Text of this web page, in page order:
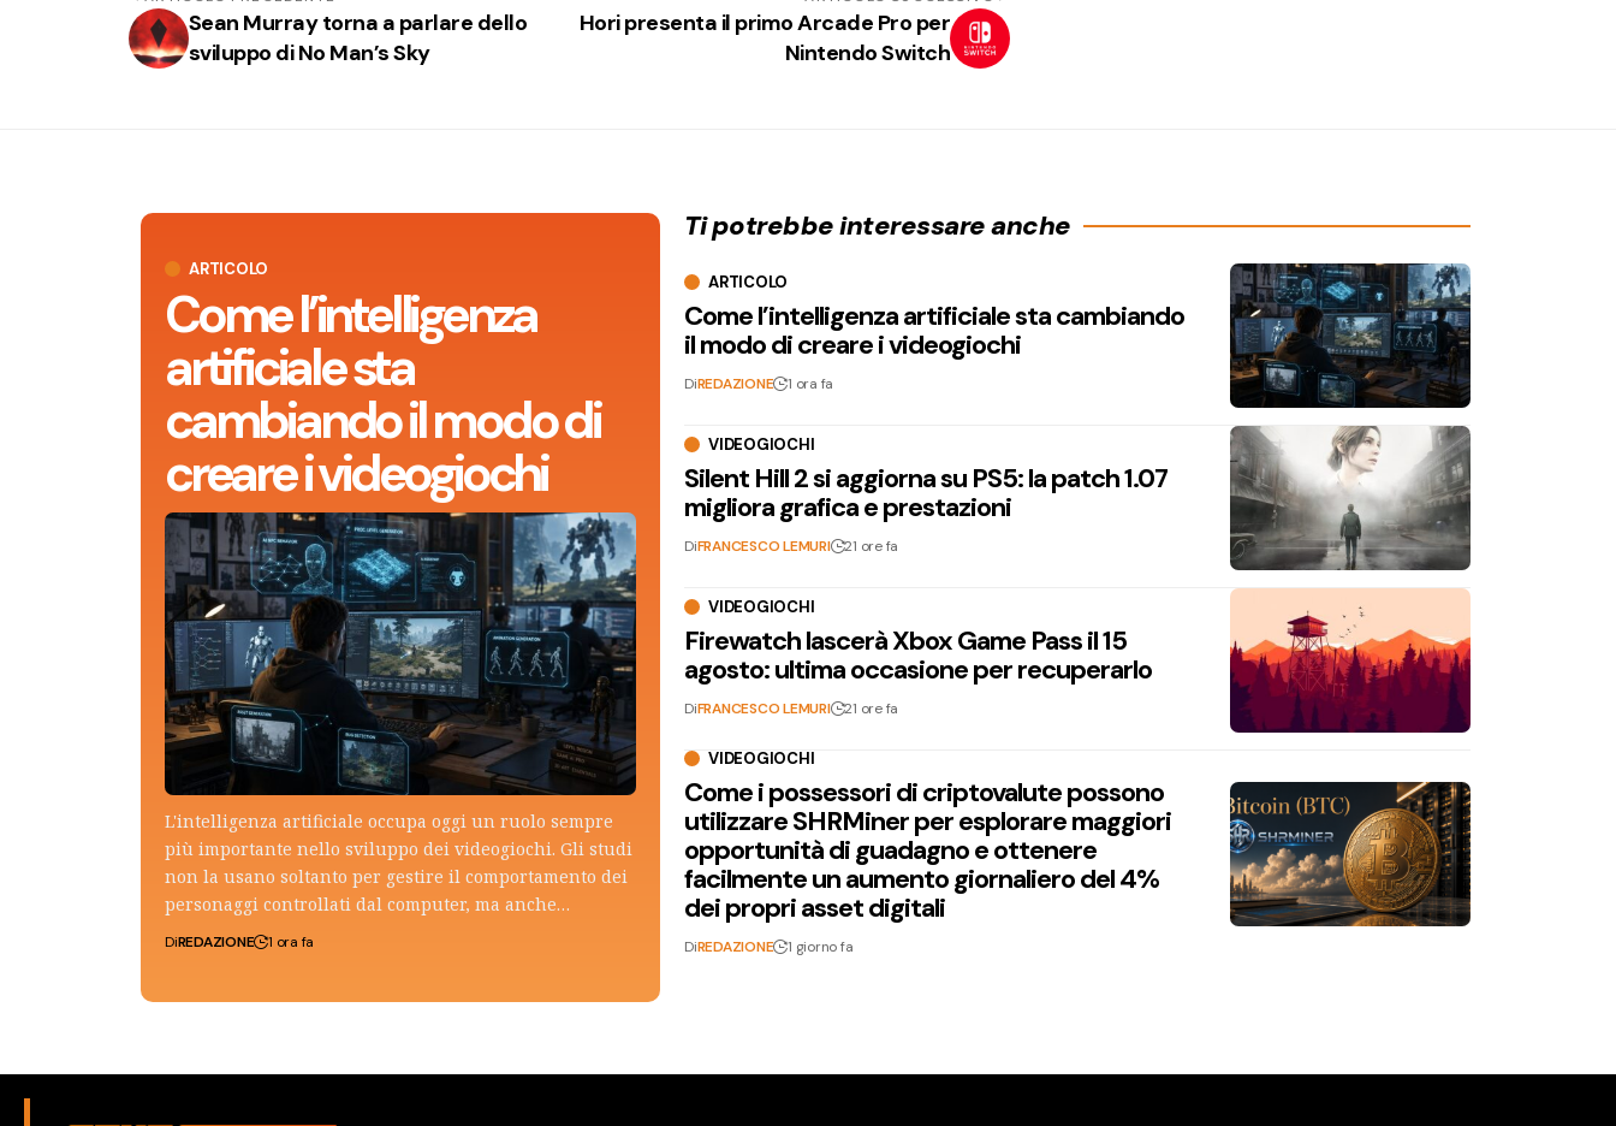
Sean Murray torna a parlare dello
sviluppo di No Man’s Sky
Hori presenta il primo Arcade Pro per
Nintendo Switch
ARTICOLO
Come l’intelligenza
artificiale sta
cambiando il modo di
creare i videogiochi
L'intelligenza artificiale occupa oggi un ruolo sempre
più importante nello sviluppo dei videogiochi. Gli studi
non la usano soltanto per gestire il comportamento dei
personaggi controllati dal computer, ma anche…
DiREDAZIONE 1 ora fa
Ti potrebbe interessare anche
ARTICOLO
Come l’intelligenza artificiale sta cambiando
il modo di creare i videogiochi
DiREDAZIONE 1 ora fa
VIDEOGIOCHI
Silent Hill 2 si aggiorna su PS5: la patch 1.07
migliora grafica e prestazioni
DiFRANCESCO LEMURI 21 ore fa
VIDEOGIOCHI
Firewatch lascerà Xbox Game Pass il 15
agosto: ultima occasione per recuperarlo
DiFRANCESCO LEMURI 21 ore fa
VIDEOGIOCHI
Come i possessori di criptovalute possono
utilizzare SHRMiner per esplorare maggiori
opportunità di guadagno e ottenere
facilmente un aumento giornaliero del 4%
dei propri asset digitali
DiREDAZIONE 1 giorno fa